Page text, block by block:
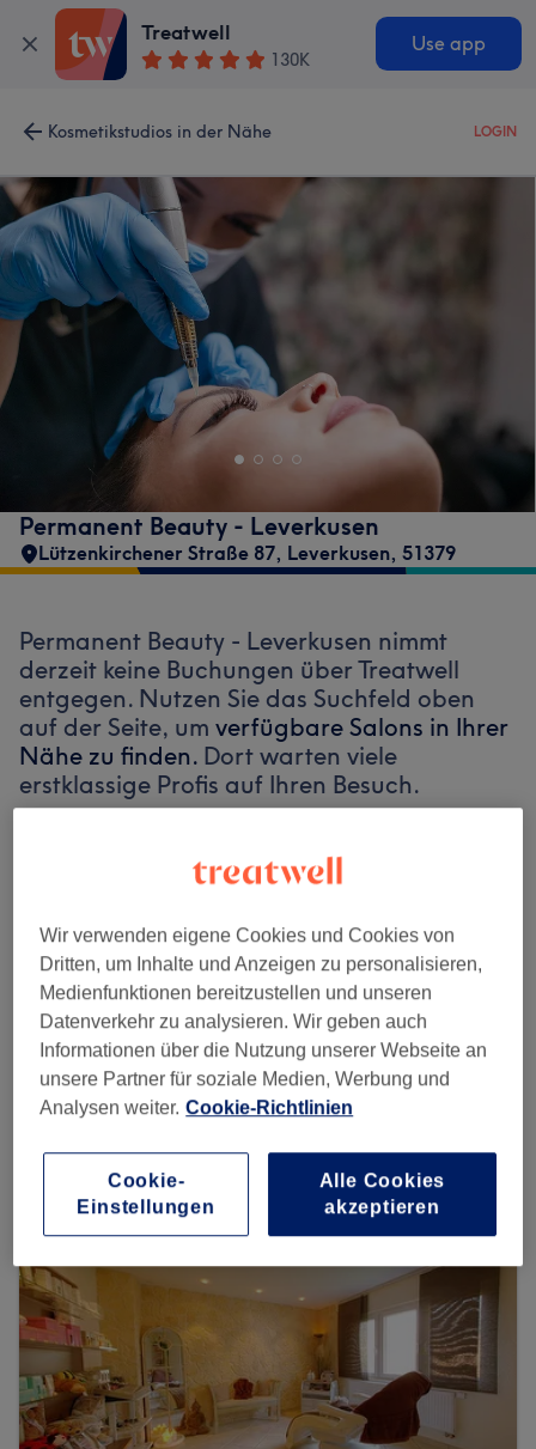
Treatwell
130K
Use app
Kosmetikstudios in der Nähe LOGIN
Permanent Beauty - Leverkusen
Lützenkirchener Straße 87, Leverkusen, 51379
Permanent Beauty - Leverkusen nimmt
derzeit keine Buchungen über Treatwell
entgegen. Nutzen Sie das Suchfeld oben
auf der Seite, um verfügbare Salons in Ihrer
Nähe zu finden. Dort warten viele
erstklassige Profis auf Ihren Besuch.
Finde die besten Salons in deiner Nähe
Auf Treatwell finden
Mehr Salons anzeigen
Wir verwenden eigene Cookies und Cookies von
Dritten, um Inhalte und Anzeigen zu personalisieren,
Medienfunktionen bereitzustellen und unseren
Datenverkehr zu analysieren. Wir geben auch
Informationen über die Nutzung unserer Webseite an
unsere Partner für soziale Medien, Werbung und
Analysen weiter. Cookie-Richtlinien
Cookie-
Einstellungen
Alle Cookies
akzeptieren